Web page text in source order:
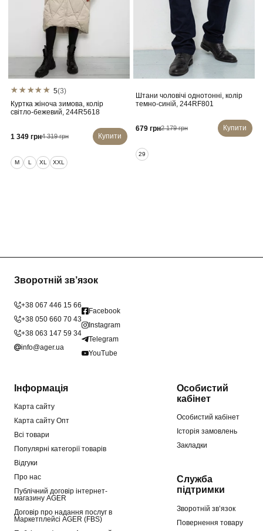
5(3)
Куртка жіноча зимова, колір
світло-бежевий, 244R5618
1 349 грн4 319 грн Купити
M L XL XXL
Штани чоловічі однотонні, колір
темно-синій, 244RF801
679 грн2 179 грн Купити
29
Зворотній зв’язок
+38 067 446 15 66
+38 050 660 70 43
+38 063 147 59 34
info@ager.ua
Facebook
Instagram
Telegram
YouTube
Інформація
Карта сайту
Карта сайту Опт
Всі товари
Популярні категорії товарів
Відгуки
Про нас
Публічний договір інтернет-
магазину AGER
Договір про надання послуг в
Маркетплейсі AGER (FBS)
Особистий
кабінет
Особистий кабінет
Історія замовлень
Закладки
Служба
підтримки
Зворотній зв’язок
Повернення товару